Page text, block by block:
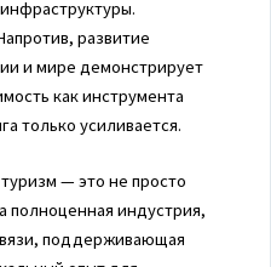
развитие
и мире демонстрирует
как инструмента
только усиливается.
— это не просто
полноценная индустрия,
поддерживающая